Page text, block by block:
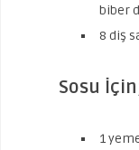
biber
8 diş
Sosu
1